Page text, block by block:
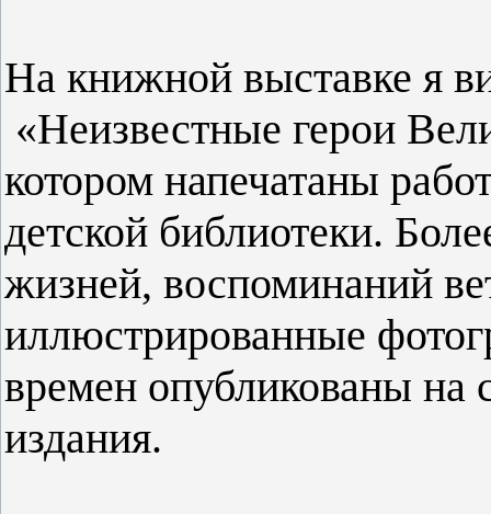
На книжной выставке я
«Неизвестные герои
котором напечатаны
детской библиотеки.
жизней, воспоминаний
иллюстрированные
времен опубликованы на
издания.